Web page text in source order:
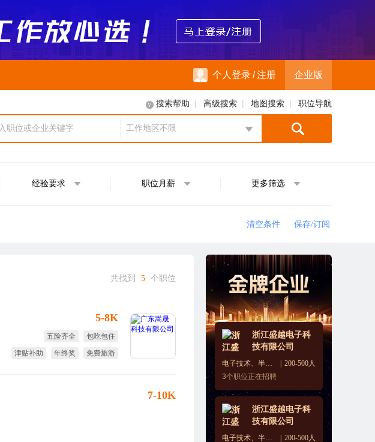
个人登录/注册 企业版
搜索帮助 | 高级搜索 | 地图搜索 | 职位导航
职位或企业关键字 工作地区不限
经验要求 职位月薪 更多筛选
清空条件 保存/订阅
浙江盛越电子科
技有限公司
电子技术、半导体、集成电路
200-500人
3个职位正在招聘
浙江盛越电子科
技有限公司
电子技术、半导体、集成电路
200-500人
共找到 5 个职位
5-8K
五险齐全
包吃包住
津贴补助
年终奖
免费旅游
7-10K